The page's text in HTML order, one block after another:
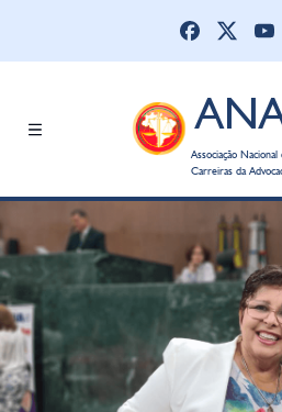
Associação
Carreiras da